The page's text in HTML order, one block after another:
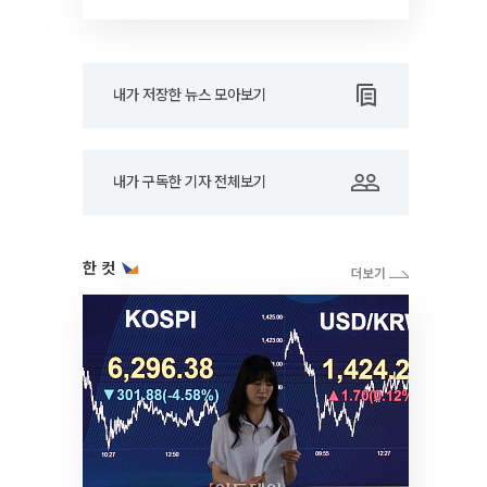
내가 저장한 뉴스 모아보기
내가 구독한 기자 전체보기
한 컷